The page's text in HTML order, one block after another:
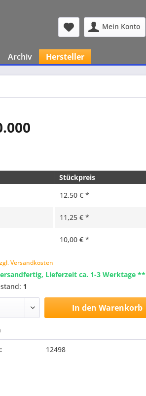
Mein Konto
Archiv Hersteller
Stückpreis
12,50 € *
11,25 € *
10,00 € *
Versandkosten
Lieferzeit ca. 1-3 Werktage **
1
In den Warenkorb
12498